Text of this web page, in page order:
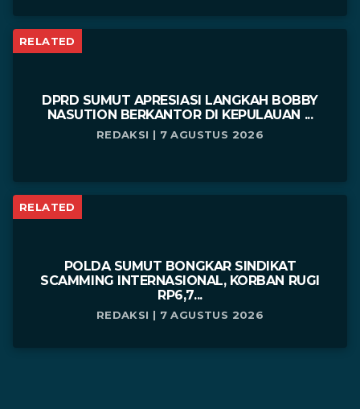
RELATED
DPRD SUMUT APRESIASI LANGKAH BOBBY
NASUTION BERKANTOR DI KEPULAUAN ...
REDAKSI | 7 AGUSTUS 2026
RELATED
POLDA SUMUT BONGKAR SINDIKAT
SCAMMING INTERNASIONAL, KORBAN RUGI
RP6,7...
REDAKSI | 7 AGUSTUS 2026